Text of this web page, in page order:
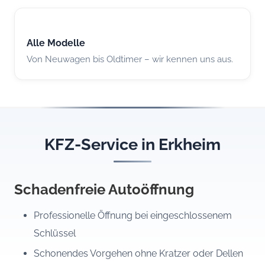
Alle Modelle
Von Neuwagen bis Oldtimer – wir kennen uns aus.
KFZ-Service in Erkheim
Schadenfreie Autoöffnung
Professionelle Öffnung bei eingeschlossenem
Schlüssel
Schonendes Vorgehen ohne Kratzer oder Dellen